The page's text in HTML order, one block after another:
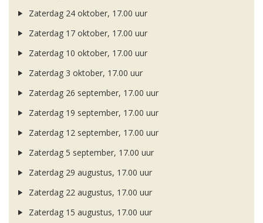
Zaterdag 24 oktober, 17.00 uur
Zaterdag 17 oktober, 17.00 uur
Zaterdag 10 oktober, 17.00 uur
Zaterdag 3 oktober, 17.00 uur
Zaterdag 26 september, 17.00 uur
Zaterdag 19 september, 17.00 uur
Zaterdag 12 september, 17.00 uur
Zaterdag 5 september, 17.00 uur
Zaterdag 29 augustus, 17.00 uur
Zaterdag 22 augustus, 17.00 uur
Zaterdag 15 augustus, 17.00 uur